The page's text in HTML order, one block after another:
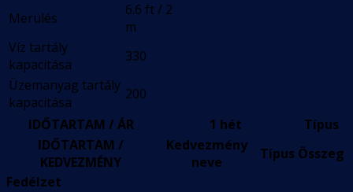
Merülés
6.6 ft / 2
m
Víz tartály
kapacitása
330
Üzemanyag tartály
kapacitása
200
IDŐTARTAM / ÁR
1 hét
Típus
IDŐTARTAM /
KEDVEZMÉNY
Kedvezmény
neve
Típus Összeg
Fedélzet